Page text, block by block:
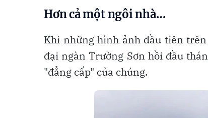
Hơn cả một ngôi nhà…
Khi những hình ảnh đầu tiên
đại ngàn Trường Sơn hồi đầu
"đẳng cấp" của chúng.